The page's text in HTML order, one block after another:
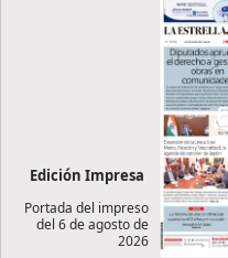
Edición Impresa
Portada del impreso
del 6 de agosto de
2026